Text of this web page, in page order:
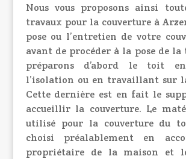
Nous vous proposons ainsi
travaux pour la couverture à
pose ou l’entretien de votre
avant de procéder à la pose de
préparons d’abord le toit
l’isolation ou en travaillant sur
Cette dernière est en fait le
accueillir la couverture. Le
utilisé pour la couverture du
choisi préalablement en
propriétaire de la maison et